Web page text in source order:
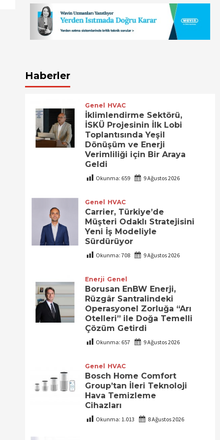
Haberler
Genel HVAC
İklimlendirme Sektörü,
İSKÜ Projesinin İlk Lobi
Toplantısında Yeşil
Dönüşüm ve Enerji
Verimliliği için Bir Araya
Geldi
Okunma: 659 9 Ağustos 2026
Genel HVAC
Carrier, Türkiye’de
Müşteri Odaklı Stratejisini
Yeni İş Modeliyle
Sürdürüyor
Okunma:708 9 Ağustos 2026
Enerji Genel
Borusan EnBW Enerji,
Rüzgâr Santralindeki
Operasyonel Zorluğa “Arı
Otelleri” ile Doğa Temelli
Çözüm Getirdi
Okunma: 657 9 Ağustos 2026
Genel HVAC
Bosch Home Comfort
Group’tan İleri Teknoloji
Hava Temizleme
Cihazları
Okunma: 1.013 8 Ağustos 2026